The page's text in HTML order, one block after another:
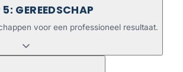
GEREEDSCHAP
voor een professioneel resultaat.